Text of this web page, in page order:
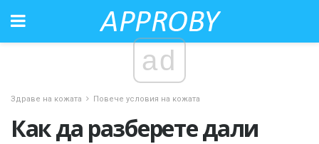
ad
Здраве на кожата Повече условия на кожата
Как да разберете дали